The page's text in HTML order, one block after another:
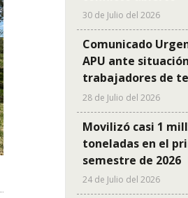
30 de Julio del 2026
Comunicado
APU ante
trabajadores de
28 de Julio del 2026
Movilizó casi 1
toneladas en el
semestre de 2026
24 de Julio del 2026